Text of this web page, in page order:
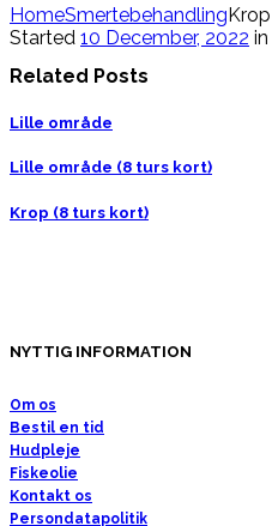
HomeSmertebehandlingKrop
Started 10 December, 2022 in
Related Posts
Lille område
Lille område (8 turs kort)
Krop (8 turs kort)
NYTTIG INFORMATION
Om os
Bestil en tid
Hudpleje
Fiskeolie
Kontakt os
Persondatapolitik